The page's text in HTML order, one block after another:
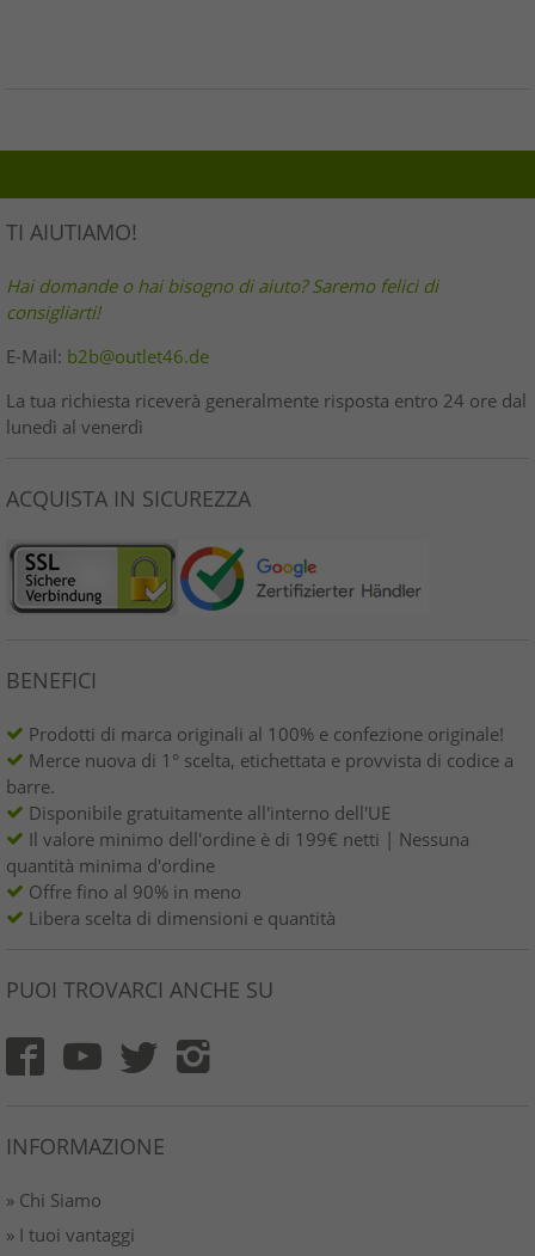
TI AIUTIAMO!
Hai domande o hai bisogno di aiuto? Saremo felici di
consigliarti!
E-Mail: b2b@outlet46.de
La tua richiesta riceverà generalmente risposta entro 24 ore dal
lunedì al venerdì
ACQUISTA IN SICUREZZA
BENEFICI
Prodotti di marca originali al 100% e confezione originale!
Merce nuova di 1° scelta, etichettata e provvista di codice a
barre.
Disponibile gratuitamente all'interno dell'UE
Il valore minimo dell'ordine è di 199€ netti | Nessuna
quantità minima d'ordine
Offre fino al 90% in meno
Libera scelta di dimensioni e quantità
PUOI TROVARCI ANCHE SU
INFORMAZIONE
» Chi Siamo
» I tuoi vantaggi